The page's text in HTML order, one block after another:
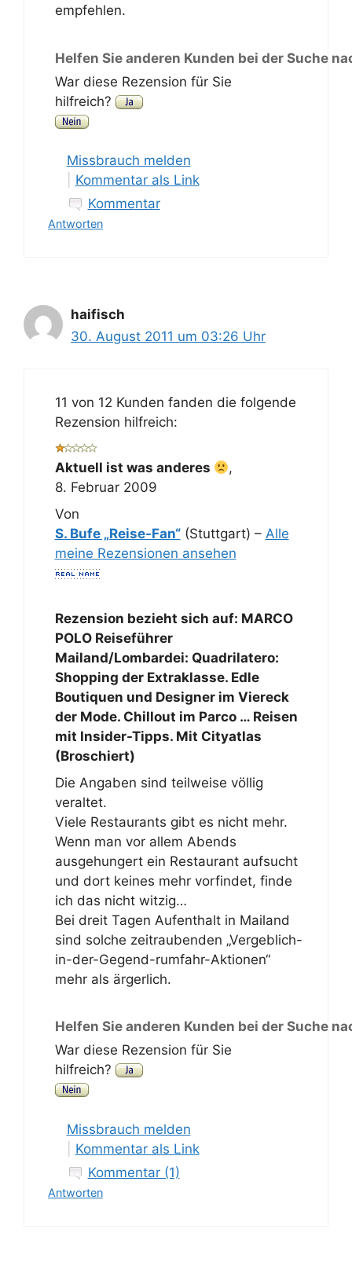
empfehlen.
Helfen Sie anderen Kunden bei der Suche
War diese Rezension für Sie
hilfreich?
Missbrauch melden
Kommentar als Link
Kommentar
Antworten
haifisch
30. August 2011 um 03:26 Uhr
11 von 12 Kunden fanden die folgende
Rezension hilfreich:
Aktuell ist was anderes
,
8. Februar 2009
Von
S. Bufe „Reise-Fan“(Stuttgart) – Alle
meine Rezensionen ansehen
Rezension bezieht sich auf: MARCO
POLO Reiseführer
Mailand/Lombardei: Quadrilatero:
Shopping der Extraklasse. Edle
Boutiquen und Designer im Viereck
der Mode. Chillout im Parco … Reisen
mit Insider-Tipps. Mit Cityatlas
(Broschiert)
Die Angaben sind teilweise völlig
veraltet.
Viele Restaurants gibt es nicht mehr.
Wenn man vor allem Abends
ausgehungert ein Restaurant aufsucht
und dort keines mehr vorfindet, finde
ich das nicht witzig…
Bei dreit Tagen Aufenthalt in Mailand
sind solche zeitraubenden „Vergeblich-
in-der-Gegend-rumfahr-Aktionen“
mehr als ärgerlich.
Helfen Sie anderen Kunden bei der Suche
War diese Rezension für Sie
hilfreich?
Missbrauch melden
Kommentar als Link
Kommentar (1)
Antworten